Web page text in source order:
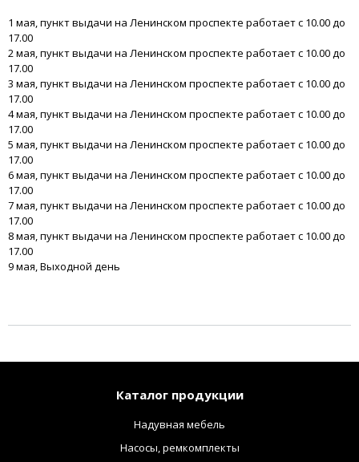
1 мая, пункт выдачи на Ленинском проспекте работает с 10.00 до
17.00
2 мая, пункт выдачи на Ленинском проспекте работает с 10.00 до
17.00
3 мая, пункт выдачи на Ленинском проспекте работает с 10.00 до
17.00
4 мая, пункт выдачи на Ленинском проспекте работает с 10.00 до
17.00
5 мая, пункт выдачи на Ленинском проспекте работает с 10.00 до
17.00
6 мая, пункт выдачи на Ленинском проспекте работает с 10.00 до
17.00
7 мая, пункт выдачи на Ленинском проспекте работает с 10.00 до
17.00
8 мая, пункт выдачи на Ленинском проспекте работает с 10.00 до
17.00
9 мая, Выходной день
Каталог продукции
Надувная мебель
Насосы, ремкомплекты